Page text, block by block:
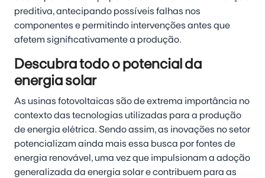
preditiva, antecipando possíveis falhas nos
componentes e permitindo intervenções antes que
afetem significativamente a produção.
Descubra todo o potencial da
energia solar
As usinas fotovoltaicas são de extrema importância no
contexto das tecnologias utilizadas para a produção
de energia elétrica. Sendo assim, as inovações no setor
potencializam ainda mais essa busca por fontes de
energia renovável, uma vez que impulsionam a adoção
generalizada da energia solar e contribuem para as